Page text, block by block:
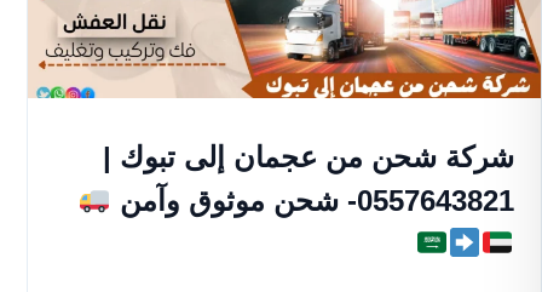
شركة شحن من عجمان إلى تبوك |
0557643821- شحن موثوق وآمن